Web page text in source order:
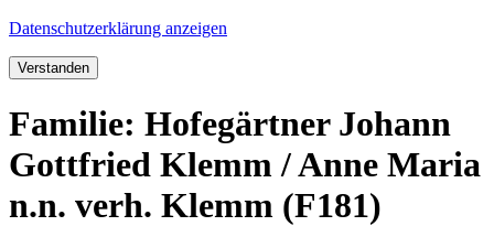
Datenschutzerklärung anzeigen
Verstanden
Familie: Hofegärtner Johann
Gottfried Klemm / Anne Maria
n.n. verh. Klemm (F181)